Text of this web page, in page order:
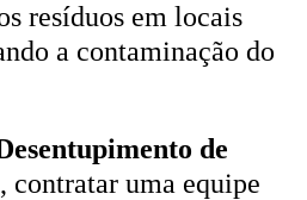
resíduos em locais
a contaminação do
de
, contratar uma equipe